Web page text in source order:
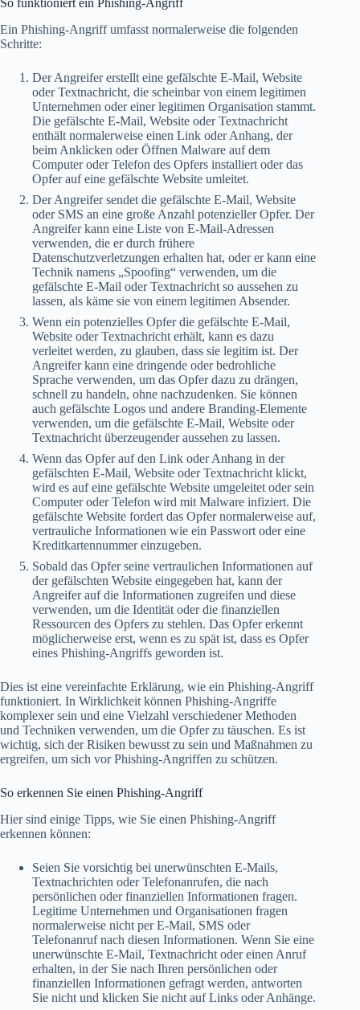
So funktioniert ein Phishing-Angriff
Ein Phishing-Angriff umfasst normalerweise die folgenden
Schritte:
Der Angreifer erstellt eine gefälschte E-Mail, Website
oder Textnachricht, die scheinbar von einem legitimen
Unternehmen oder einer legitimen Organisation stammt.
Die gefälschte E-Mail, Website oder Textnachricht
enthält normalerweise einen Link oder Anhang, der
beim Anklicken oder Öffnen Malware auf dem
Computer oder Telefon des Opfers installiert oder das
Opfer auf eine gefälschte Website umleitet.
Der Angreifer sendet die gefälschte E-Mail, Website
oder SMS an eine große Anzahl potenzieller Opfer. Der
Angreifer kann eine Liste von E-Mail-Adressen
verwenden, die er durch frühere
Datenschutzverletzungen erhalten hat, oder er kann eine
Technik namens „Spoofing“ verwenden, um die
gefälschte E-Mail oder Textnachricht so aussehen zu
lassen, als käme sie von einem legitimen Absender.
Wenn ein potenzielles Opfer die gefälschte E-Mail,
Website oder Textnachricht erhält, kann es dazu
verleitet werden, zu glauben, dass sie legitim ist. Der
Angreifer kann eine dringende oder bedrohliche
Sprache verwenden, um das Opfer dazu zu drängen,
schnell zu handeln, ohne nachzudenken. Sie können
auch gefälschte Logos und andere Branding-Elemente
verwenden, um die gefälschte E-Mail, Website oder
Textnachricht überzeugender aussehen zu lassen.
Wenn das Opfer auf den Link oder Anhang in der
gefälschten E-Mail, Website oder Textnachricht klickt,
wird es auf eine gefälschte Website umgeleitet oder sein
Computer oder Telefon wird mit Malware infiziert. Die
gefälschte Website fordert das Opfer normalerweise auf,
vertrauliche Informationen wie ein Passwort oder eine
Kreditkartennummer einzugeben.
Sobald das Opfer seine vertraulichen Informationen auf
der gefälschten Website eingegeben hat, kann der
Angreifer auf die Informationen zugreifen und diese
verwenden, um die Identität oder die finanziellen
Ressourcen des Opfers zu stehlen. Das Opfer erkennt
möglicherweise erst, wenn es zu spät ist, dass es Opfer
eines Phishing-Angriffs geworden ist.
Dies ist eine vereinfachte Erklärung, wie ein Phishing-Angriff
funktioniert. In Wirklichkeit können Phishing-Angriffe
komplexer sein und eine Vielzahl verschiedener Methoden
und Techniken verwenden, um die Opfer zu täuschen. Es ist
wichtig, sich der Risiken bewusst zu sein und Maßnahmen zu
ergreifen, um sich vor Phishing-Angriffen zu schützen.
So erkennen Sie einen Phishing-Angriff
Hier sind einige Tipps, wie Sie einen Phishing-Angriff
erkennen können:
Seien Sie vorsichtig bei unerwünschten E-Mails,
Textnachrichten oder Telefonanrufen, die nach
persönlichen oder finanziellen Informationen fragen.
Legitime Unternehmen und Organisationen fragen
normalerweise nicht per E-Mail, SMS oder
Telefonanruf nach diesen Informationen. Wenn Sie eine
unerwünschte E-Mail, Textnachricht oder einen Anruf
erhalten, in der Sie nach Ihren persönlichen oder
finanziellen Informationen gefragt werden, antworten
Sie nicht und klicken Sie nicht auf Links oder Anhänge.